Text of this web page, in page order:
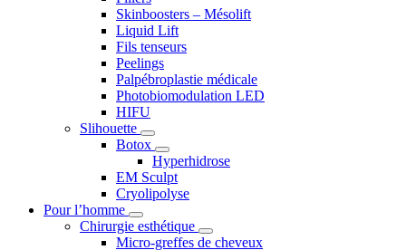
Skinboosters – Mésolift
Liquid Lift
Fils tenseurs
Peelings
Palpébroplastie médicale
Photobiomodulation LED
HIFU
Slihouette
Botox
Hyperhidrose
EM Sculpt
Cryolipolyse
Pour l’homme
Chirurgie esthétique
Micro-greffes de cheveux